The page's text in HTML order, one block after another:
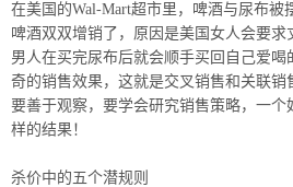
在美国的Wal-Mart超市里，啤酒与尿布被
啤酒双双增销了，原因是美国女人会要求
男人在买完尿布后就会顺手买回自己爱喝
奇的销售效果，这就是交叉销售和关联销
要善于观察，要学会研究销售策略，一
样的结果！
杀价中的五个潜规则